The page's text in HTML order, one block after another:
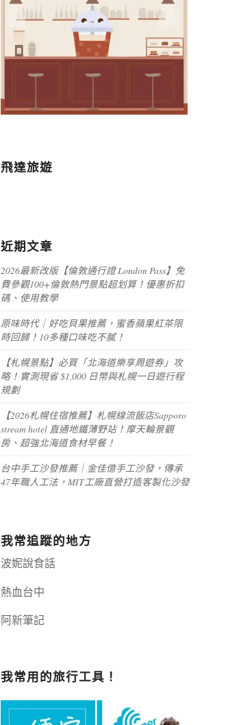
飛達旅遊
近期文章
2026最新改版【倫敦通行證 London Pass】免
費參觀100+倫敦熱門景點超划算！優惠折扣
碼、使用教學
原味時代｜好吃貝果推薦，蜜香蘋果紅茶限
時回歸！10多種口味吃不膩！
【札幌景點】必買「北海道樂享周遊券」攻
略！實測現省 $1,000 日幣與札幌一日遊行程
規劃
【2026札幌住宿推薦】札幌線流飯店Sapporo
stream hotel 直通地鐵薄野站！摩天輪景觀
房、超強北海道食材早餐！
台中手工沙發推薦｜金佳億手工沙發，傳承
47年職人工法，MIT工廠直營打造客製化沙發
我常追蹤的地方
波妮說食話
熱血台中
阿新筆記嘉義+1 | 嘉義加一
我常用的旅行工具！